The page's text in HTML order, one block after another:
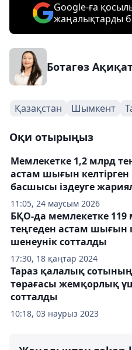
Google-ға
жаңалықтарды
Ботагөз
Қазақстан Шымкент
Оқи отырыңыз
11:05, 24 маусым 2026
Мемлекетке 1,2 млрд
астам шығын
басшысы іздеуге
17:30, 18 қаңтар 2024
БҚО-да мемлекетке 119
теңгеден астам шығын
шенеунік сотталды
10:18, 03 наурыз 2023
Тараз қалалық
төрағасы жемқорлық
сотталды